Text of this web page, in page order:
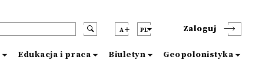
A PL Zaloguj
Edukacja i praca Biuletyn Geopolonistyka